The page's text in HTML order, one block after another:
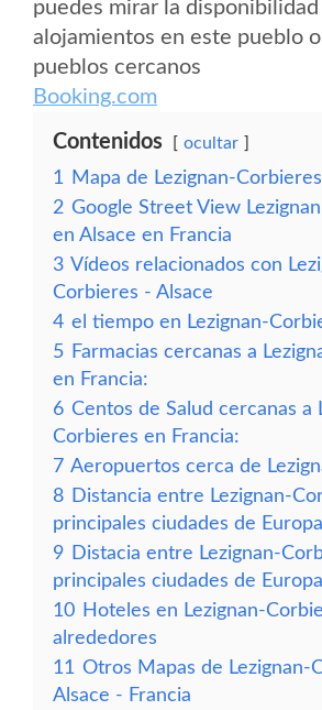
puedes mirar la disponibilidad
alojamientos en este pueblo
pueblos cercanos
Booking.com
Contenidos ocultar
1
Mapa de Lezignan-Corbieres
2 Google Street View
en Alsace en Francia
3 Vídeos relacionados con
Corbieres - Alsace
4 el tiempo en Lezignan-
5 Farmacias cercanas a
en Francia:
6 Centos de Salud cercanas a
Corbieres en Francia:
7 Aeropuertos cerca de
8 Distancia entre Lezignan-
principales ciudades de Europa
9 Distacia entre Lezignan-
principales ciudades de Europa
10 Hoteles en Lezignan-
alrededores
11 Otros Mapas de Lezignan-
Alsace - Francia